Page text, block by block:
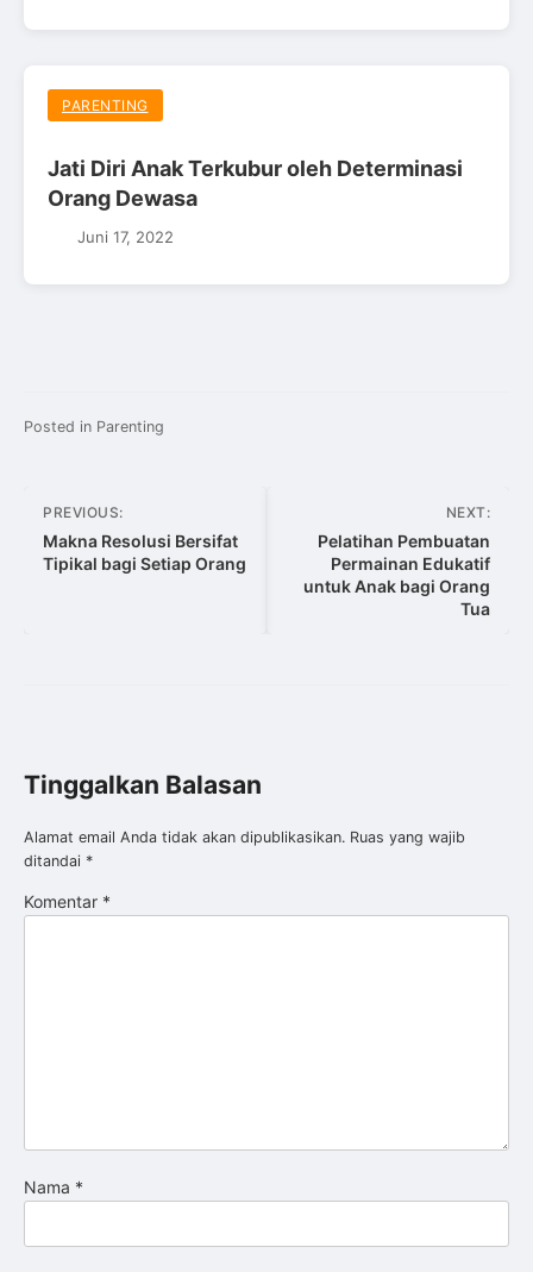
PARENTING
Jati Diri Anak Terkubur oleh Determinasi
Orang Dewasa
Juni 17, 2022
Posted in Parenting
Navigasi
pos
PREVIOUS:
Makna Resolusi Bersifat
Tipikal bagi Setiap Orang
NEXT:
Pelatihan Pembuatan
Permainan Edukatif
untuk Anak bagi Orang
Tua
Tinggalkan Balasan
Alamat email Anda tidak akan dipublikasikan. Ruas yang wajib
ditandai *
Komentar *
Nama *